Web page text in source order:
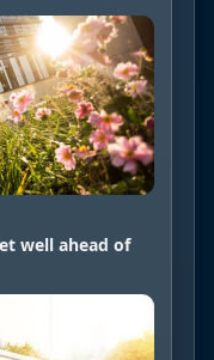
well ahead of